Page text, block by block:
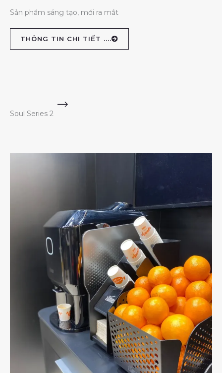
Sản phẩm sáng tạo, mới ra mắt
THÔNG TIN CHI TIẾT ....
Soul Series 2